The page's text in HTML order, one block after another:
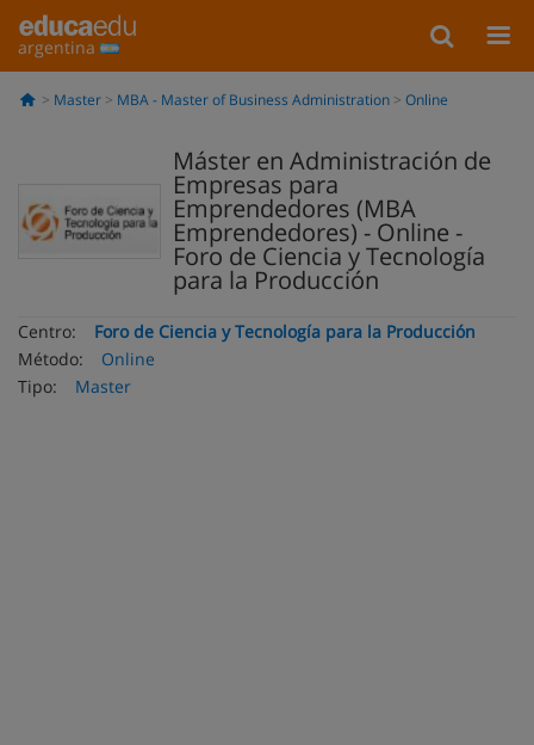
argentina
Master MBA - Master of Business Administration Online
Máster en Administración de
Empresas para
Emprendedores (MBA
Emprendedores) - Online -
Foro de Ciencia y Tecnología
para la Producción
Centro:
Foro de Ciencia y Tecnología para la Producción
Método:
Online
Tipo:
Master